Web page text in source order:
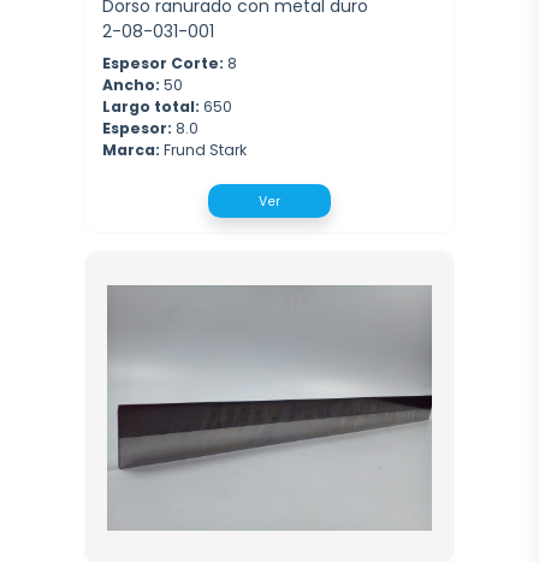
Dorso ranurado con metal duro
2-08-031-001
Espesor Corte: 8
Ancho: 50
Largo total: 650
Espesor: 8.0
Marca: Frund Stark
Ver